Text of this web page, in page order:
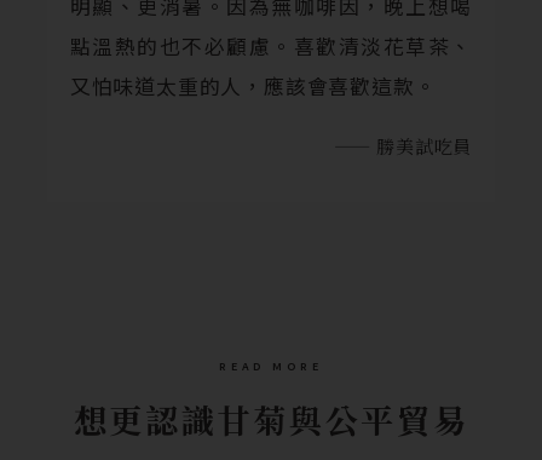
明顯、更消暑。因為無咖啡因，晚上想喝
點溫熱的也不必顧慮。喜歡清淡花草茶、
又怕味道太重的人，應該會喜歡這款。
—— 勝美試吃員
READ MORE
想更認識甘菊與公平貿易